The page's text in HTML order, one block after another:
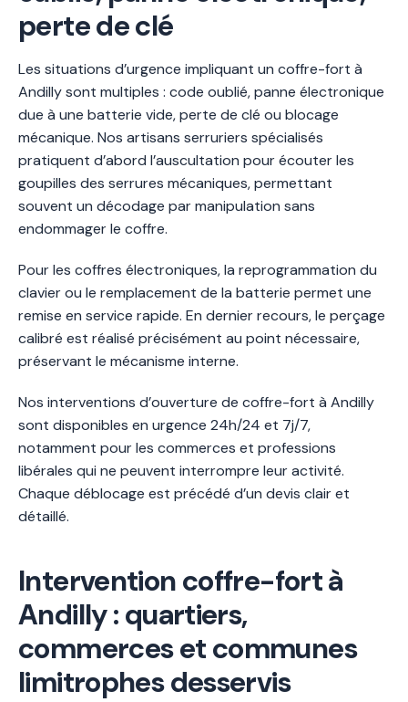
perte de clé
Les situations d’urgence impliquant un coffre-fort à
Andilly sont multiples : code oublié, panne électronique
due à une batterie vide, perte de clé ou blocage
mécanique. Nos artisans serruriers spécialisés
pratiquent d’abord l’auscultation pour écouter les
goupilles des serrures mécaniques, permettant
souvent un décodage par manipulation sans
endommager le coffre.
Pour les coffres électroniques, la reprogrammation du
clavier ou le remplacement de la batterie permet une
remise en service rapide. En dernier recours, le perçage
calibré est réalisé précisément au point nécessaire,
préservant le mécanisme interne.
Nos interventions d’ouverture de coffre-fort à Andilly
sont disponibles en urgence 24h/24 et 7j/7,
notamment pour les commerces et professions
libérales qui ne peuvent interrompre leur activité.
Chaque déblocage est précédé d’un devis clair et
détaillé.
Intervention coffre-fort à
Andilly : quartiers,
commerces et communes
limitrophes desservis